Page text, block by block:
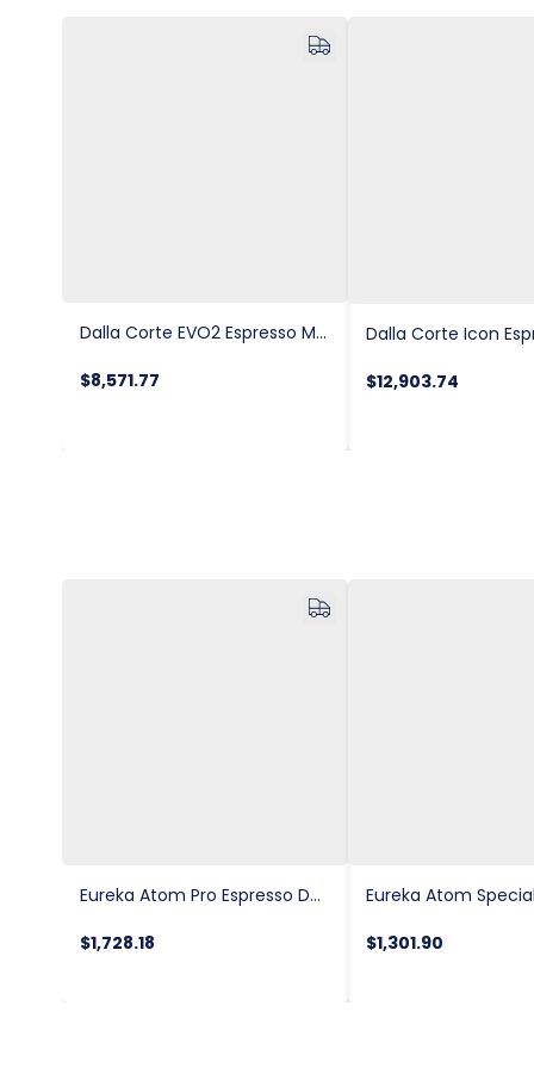
Dalla Corte EVO2 Espresso Makinesi, 2 Gruplu
$8,571.77
$12,903.74
Eureka Atom Pro Espresso Değirmeni
$1,728.18
$1,301.90